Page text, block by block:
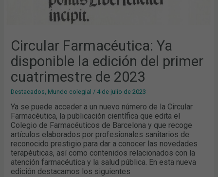
Circular Farmacéutica: Ya
disponible la edición del primer
cuatrimestre de 2023
Destacados Mundo colegial / 4 de julio de 2023
Ya se puede acceder a un nuevo número de la Circular
Farmacéutica, la publicación científica que edita el
Colegio de Farmacéuticos de Barcelona y que recoge
artículos elaborados por profesionales sanitarios de
reconocido prestigio para dar a conocer las novedades
terapéuticas, así como contenidos relacionados con la
atención farmacéutica y la salud pública. En esta nueva
edición destacamos los siguientes